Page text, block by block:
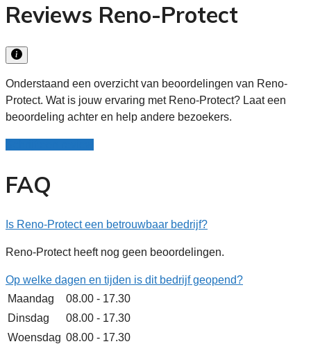
Reviews Reno-Protect
Onderstaand een overzicht van beoordelingen van Reno-
Protect. Wat is jouw ervaring met Reno-Protect? Laat een
beoordeling achter en help andere bezoekers.
FAQ
Is Reno-Protect een betrouwbaar bedrijf?
Reno-Protect heeft nog geen beoordelingen.
Op welke dagen en tijden is dit bedrijf geopend?
Maandag
08.00 - 17.30
Dinsdag
08.00 - 17.30
Woensdag 08.00 - 17.30